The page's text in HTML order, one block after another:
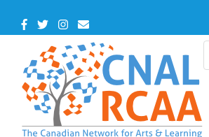
main
Facebook
TwitterInstagram
Contact
Us